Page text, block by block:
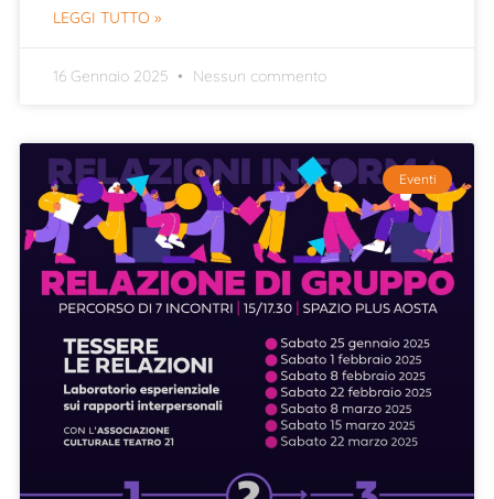
LEGGI TUTTO »
16 Gennaio 2025 Nessun commento
Eventi